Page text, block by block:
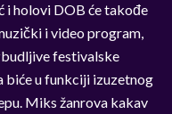
i holovi DOB će takođe
i video program,
festivalske
biće u funkciji izuzetnog
Miks žanrova kakav